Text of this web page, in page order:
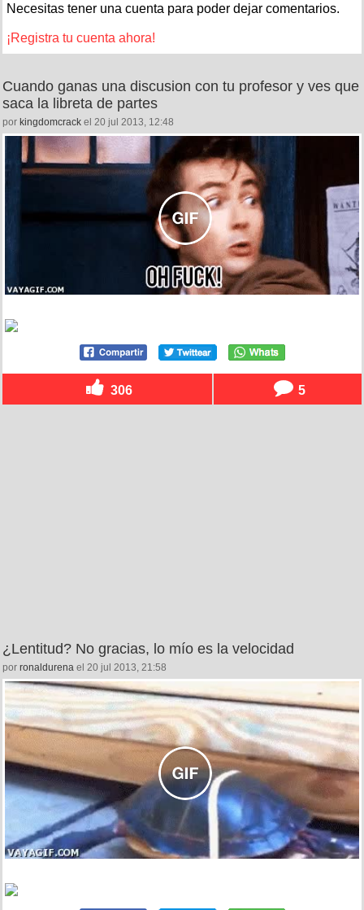
Necesitas tener una cuenta para poder dejar comentarios.
¡Registra tu cuenta ahora!
Cuando ganas una discusion con tu profesor y ves que
saca la libreta de partes
por kingdomcrack el 20 jul 2013, 12:48
306 5
¿Lentitud? No gracias, lo mío es la velocidad
por ronaldurena el 20 jul 2013, 21:58